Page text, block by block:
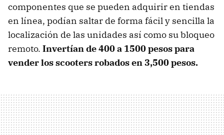
componentes que se pueden adquirir en tiendas
en línea, podían saltar de forma fácil y sencilla la
localización de las unidades así como su bloqueo
remoto. Invertían de 400 a 1500 pesos para
vender los scooters robados en 3,500 pesos.